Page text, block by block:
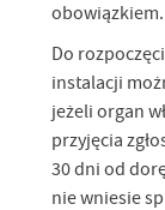
obowiązkiem.
Do
instalacji
jeżeli organ
przyjęcia
30 dni od
nie wniesie